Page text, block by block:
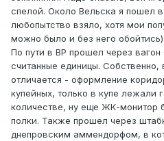
спелой. Около Вельска я пошел
любопытство взяло, хотя мои
можно было и без него обойтись).
По пути в ВР прошел через
считанные единицы.
отличается - оформление
купейных, только в купе
количестве, ну еще ЖК-монитор
полки. Также прошел через
днепровским аммендорфом, в